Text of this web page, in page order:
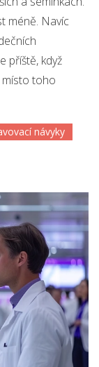
méně. Navíc
příště, když
toho
návyky